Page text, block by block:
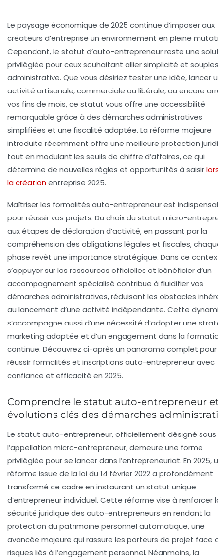
Le paysage économique de 2025 continue d’imposer aux
créateurs d’entreprise un environnement en pleine
Cependant, le statut d’auto-entrepreneur reste une
privilégiée pour ceux souhaitant allier simplicité et
administrative. Que vous désiriez tester une idée, lancer
activité artisanale, commerciale ou libérale, ou encore
vos fins de mois, ce statut vous offre une accessibilité
remarquable grâce à des démarches administratives
simplifiées et une fiscalité adaptée. La réforme majeure
introduite récemment offre une meilleure protection
tout en modulant les seuils de chiffre d’affaires, ce qui
détermine de nouvelles règles et opportunités à saisir
la créationentreprise 2025.
Maîtriser les formalités auto-entrepreneur est
pour réussir vos projets. Du choix du statut micro-
aux étapes de déclaration d’activité, en passant par la
compréhension des obligations légales et fiscales,
phase revêt une importance stratégique. Dans ce
s’appuyer sur les ressources officielles et bénéficier d’un
accompagnement spécialisé contribue à fluidifier vos
démarches administratives, réduisant les obstacles
au lancement d’une activité indépendante. Cette
s’accompagne aussi d’une nécessité d’adopter une
marketing adaptée et d’un engagement dans la
continue. Découvrez ci-après un panorama complet pour
réussir formalités et inscriptions auto-entrepreneur avec
confiance et efficacité en 2025.
Comprendre le statut auto-entrepreneur
évolutions clés des démarches
Le statut auto-entrepreneur, officiellement désigné sous
l’appellation micro-entrepreneur, demeure une forme
privilégiée pour se lancer dans l’entrepreneuriat. En 2025,
réforme issue de la loi du 14 février 2022 a profondément
transformé ce cadre en instaurant un statut unique
d’entrepreneur individuel. Cette réforme vise à renforcer
sécurité juridique des auto-entrepreneurs en rendant la
protection du patrimoine personnel automatique, une
avancée majeure qui rassure les porteurs de projet face
risques liés à l’engagement personnel. Néanmoins, la